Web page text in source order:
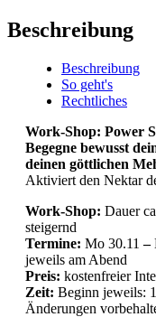
Beschreibung
Beschreibung
So geht's
Rechtliches
Work-Shop: Power
Begegne bewusst
deinen göttlichen
Aktiviert den Nektar
Work-Shop: Dauer
steigernd
Termine: Mo 30.11 –
jeweils am Abend
Preis: kostenfreier
Zeit: Beginn jeweils:
Änderungen